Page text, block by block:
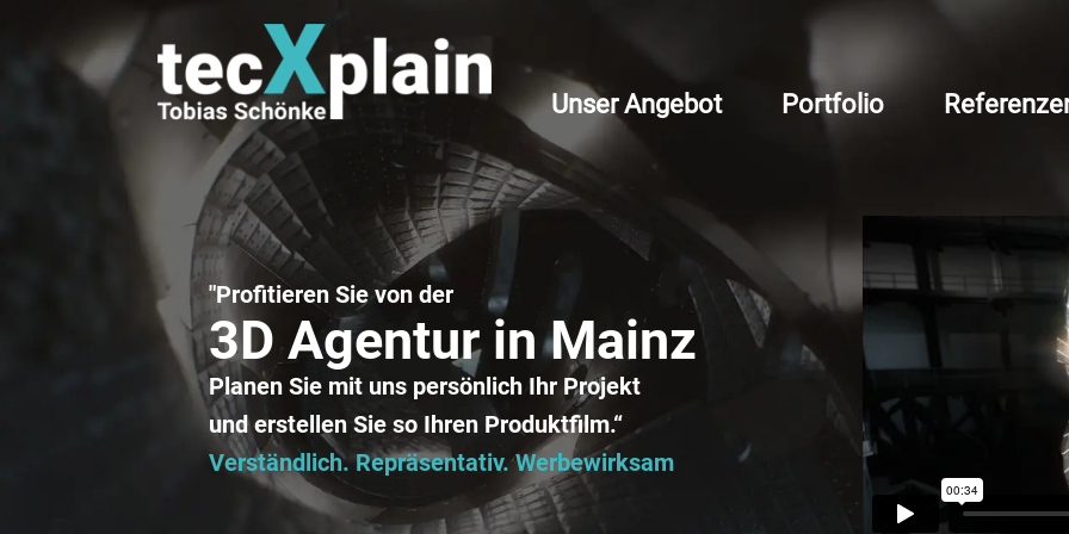
Unser Angebot Portfolio
"Profitieren Sie von der
3D Agentur in Mainz
Planen Sie mit uns persönlich Ihr Projekt
und erstellen Sie so Ihren Produktfilm.“
Verständlich. Repräsentativ. Werbewirksam